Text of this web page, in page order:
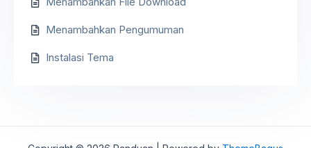
Menambahkan Pengumuman
Instalasi Tema